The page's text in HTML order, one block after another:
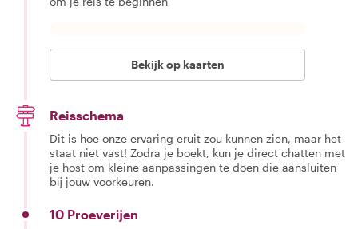
Bekijk op kaarten
Reisschema
Dit is hoe onze ervaring eruit zou kunnen zien, maar het
staat niet vast! Zodra je boekt, kun je direct chatten met
je host om kleine aanpassingen te doen die aansluiten
bij jouw voorkeuren.
10 Proeverijen